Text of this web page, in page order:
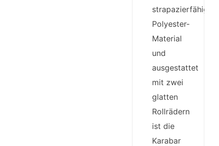
strapazierfähigem
Polyester-
Material
und
ausgestattet
mit zwei
glatten
Rollrädern
ist die
Karabar